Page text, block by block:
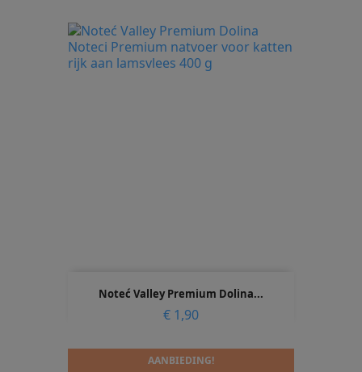
Noteć Valley Premium Dolina...
Prijs
€ 1,90
AANBIEDING!